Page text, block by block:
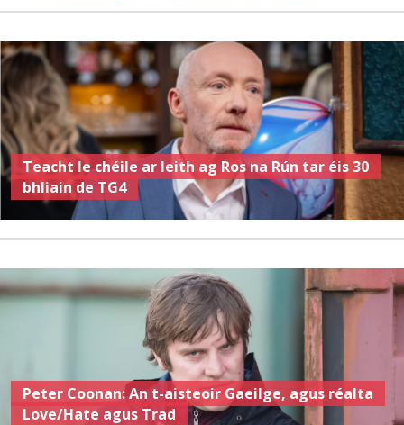
Teacht le chéile ar leith ag Ros na Rún tar éis 30
bhliain de TG4
Peter Coonan: An t-aisteoir Gaeilge, agus réalta
Love/Hate agus Trad